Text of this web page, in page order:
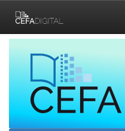
navigation